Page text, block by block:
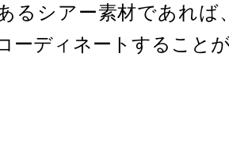
るシアー素材であれば
ーディネートすること